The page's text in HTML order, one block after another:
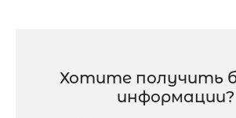
Хотите получить
информации?